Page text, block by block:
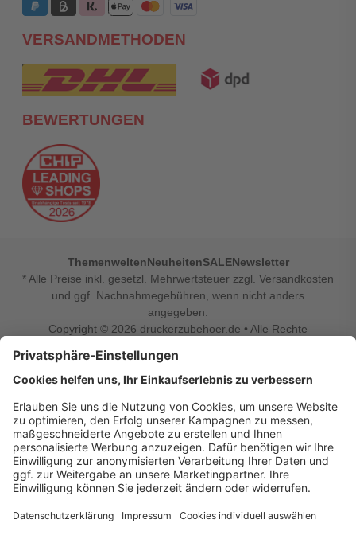
VERSANDMETHODEN
BEWERTUNGEN
ThemenweltenNeuheitenSALENewsletter
* Alle Preise inkl. gesetzl. Mehrwertsteuer zzgl. Versandkosten
und ggf. Nachnahmegebühren, wenn nicht anders
angegeben.
Copyright © 2026 druckerzubehoer.de • Alle Rechte
Vertrag widerrufen
Druckerzubehoer.de – preiswerte Qualität für Ihr Office
Sie sind auf der Suche nach dem passenden Druckerzubehör
oder Zubehör für das Büro, den Computer oder Ihr
Smartphone? Dann sind Sie bei Druckerzubehoer.de genau
richtig! Unser breites Sortiment bietet unter anderem Tinte
und Toner für alle gängigen Druckermodelle – großer sowie
kleiner Hersteller. Zugleich sind wir Ihr Online Fachhandel für
einrichten, die Werkstatt ausstatten oder den Alltag mit